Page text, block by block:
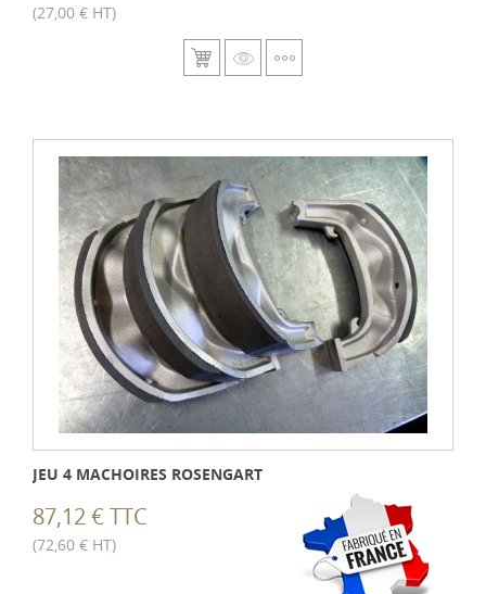
(27,00 € HT)
JEU 4 MACHOIRES ROSENGART
87,12 € TTC
(72,60 € HT)